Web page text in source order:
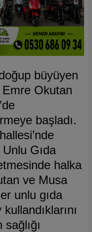
büyüyen
Emre Okutan
başladı.
Gıda
halka
ve Musa
unlu gıda